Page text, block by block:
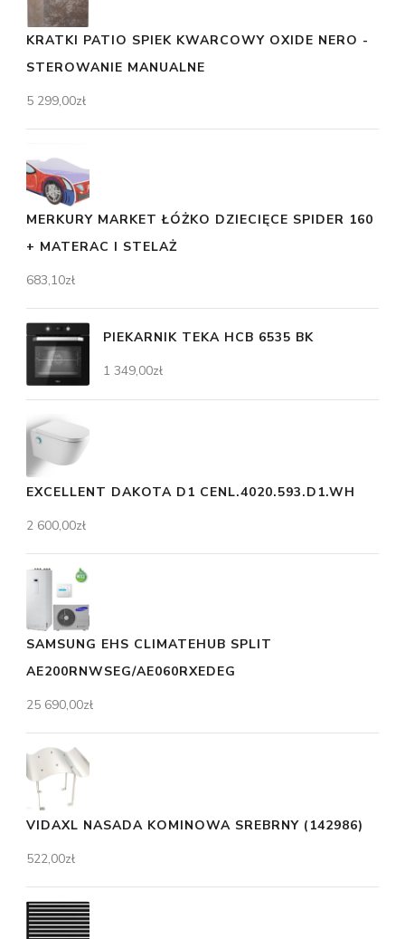
KRATKI PATIO SPIEK KWARCOWY OXIDE NERO -
STEROWANIE MANUALNE
5 299,00zł
MERKURY MARKET ŁÓŻKO DZIECIĘCE SPIDER 160
+ MATERAC I STELAŻ
683,10zł
PIEKARNIK TEKA HCB 6535 BK
1 349,00zł
EXCELLENT DAKOTA D1 CENL.4020.593.D1.WH
2 600,00zł
SAMSUNG EHS CLIMATEHUB SPLIT
AE200RNWSEG/AE060RXEDEG
25 690,00zł
VIDAXL NASADA KOMINOWA SREBRNY (142986)
522,00zł